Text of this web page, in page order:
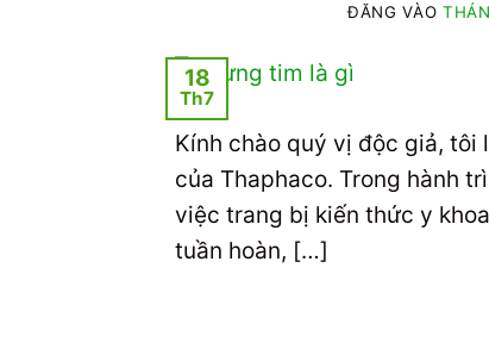
ĐĂNG VÀO
18
Th7
Kính chào quý vị độc giả, tôi
của Thaphaco. Trong hành
việc trang bị kiến thức y
tuần hoàn, […]